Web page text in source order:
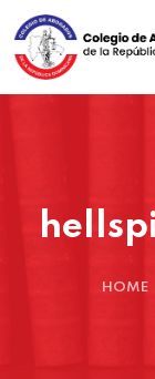
HOME